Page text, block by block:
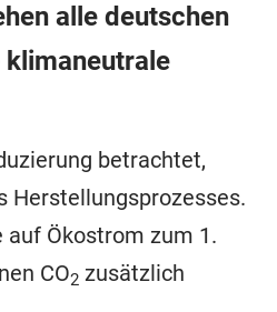
alle deutschen
klimaneutrale
betrachtet,
Herstellungsprozesses.
Ökostrom zum 1.
CO2 zusätzlich